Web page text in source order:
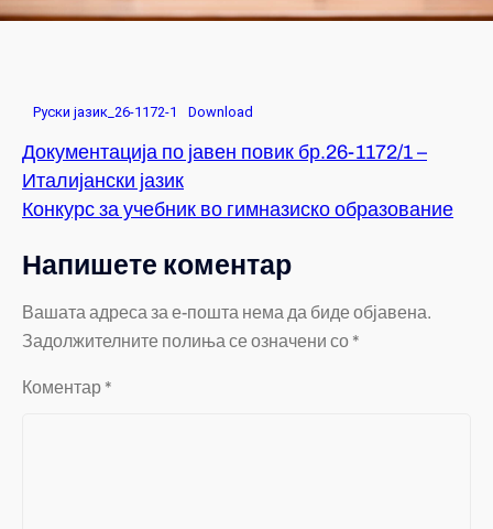
Руски јазик_26-1172-1 Download
Документација по јавен повик бр.26-1172/1 –
Италијански јазик
Конкурс за учебник во гимназиско образование
Напишете коментар
Вашата адреса за е-пошта нема да биде објавена.
Задолжителните полиња се означени со *
Коментар *